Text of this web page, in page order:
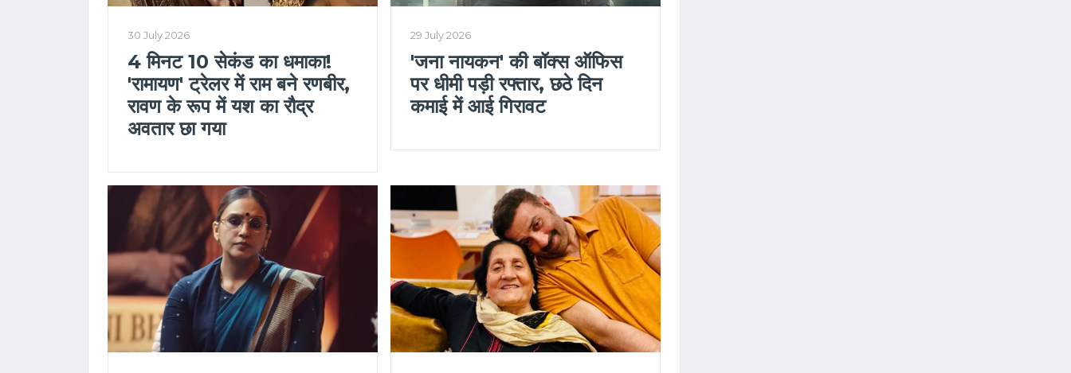
30 July 2026
4 मिनट 10 सेकंड का धमाका!
'रामायण' ट्रेलर में राम बने रणबीर,
रावण के रूप में यश का रौद्र
अवतार छा गया
29 July 2026
'जना नायकन' की बॉक्स ऑफिस
पर धीमी पड़ी रफ्तार, छठे दिन
कमाई में आई गिरावट